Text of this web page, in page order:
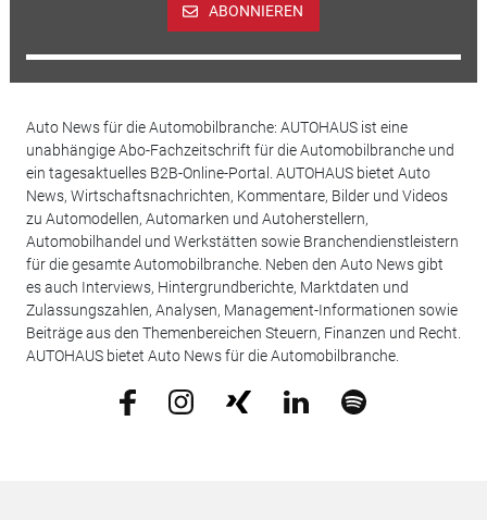
ABONNIEREN
Auto News für die Automobilbranche: AUTOHAUS ist eine
unabhängige Abo-Fachzeitschrift für die Automobilbranche und
ein tagesaktuelles B2B-Online-Portal. AUTOHAUS bietet Auto
News, Wirtschaftsnachrichten, Kommentare, Bilder und Videos
zu Automodellen, Automarken und Autoherstellern,
Automobilhandel und Werkstätten sowie Branchendienstleistern
für die gesamte Automobilbranche. Neben den Auto News gibt
es auch Interviews, Hintergrundberichte, Marktdaten und
Zulassungszahlen, Analysen, Management-Informationen sowie
Beiträge aus den Themenbereichen Steuern, Finanzen und Recht.
AUTOHAUS bietet Auto News für die Automobilbranche.